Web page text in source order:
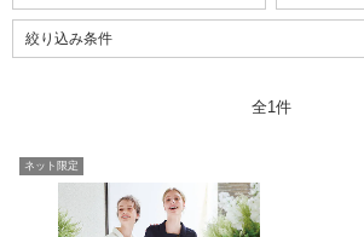
絞り込み条件
全1件
ネット限定